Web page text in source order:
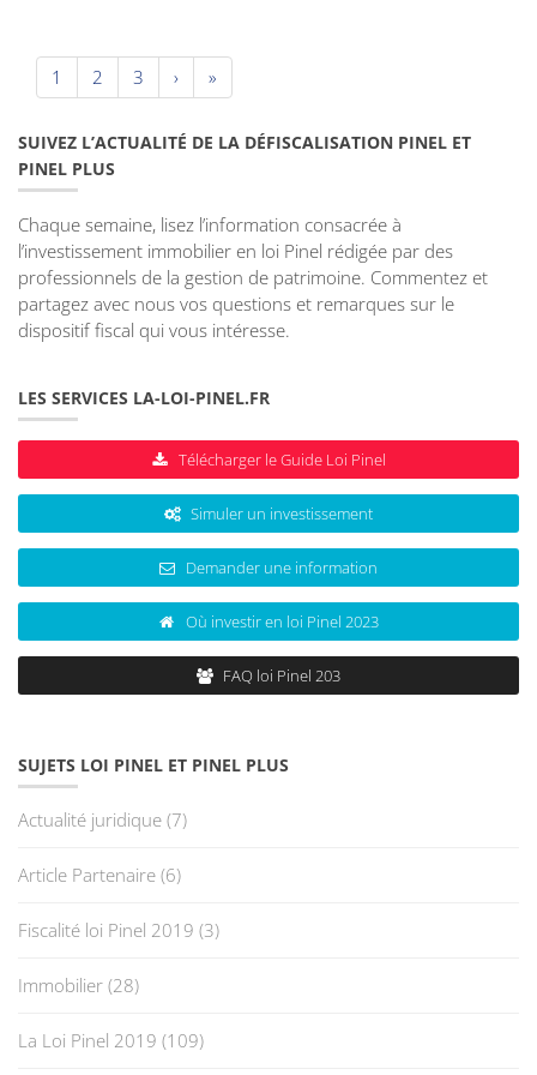
1 2 3 › »
SUIVEZ L’ACTUALITÉ DE LA DÉFISCALISATION PINEL ET
PINEL PLUS
Chaque semaine, lisez l’information consacrée à
l’investissement immobilier en loi Pinel rédigée par des
professionnels de la gestion de patrimoine. Commentez et
partagez avec nous vos questions et remarques sur le
dispositif fiscal qui vous intéresse.
LES SERVICES LA-LOI-PINEL.FR
Télécharger le Guide Loi Pinel
Simuler un investissement
Demander une information
Où investir en loi Pinel 2023
FAQ loi Pinel 203
SUJETS LOI PINEL ET PINEL PLUS
Actualité juridique (7)
Article Partenaire (6)
Fiscalité loi Pinel 2019 (3)
Immobilier (28)
La Loi Pinel 2019 (109)